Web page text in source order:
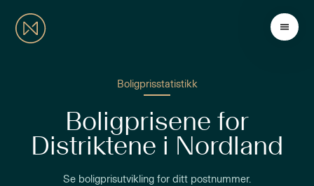
Boligprisstatistikk
Boligprisene for
Distriktene i Nordland
Se boligprisutvikling for ditt postnummer.